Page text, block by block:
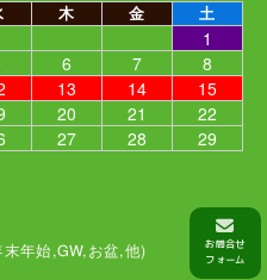
木 金 土
1
6 7
8
13 14
15
20 21
22
27 28 29
年始,GW,お盆,他)